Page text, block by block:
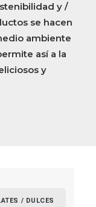
y /
se hacen
ambiente
así a la
y
/ DULCES